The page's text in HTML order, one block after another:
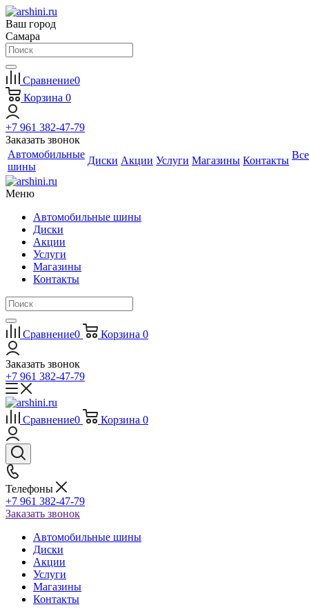
Ваш город
Самара
Сравнение0
Корзина 0
+7 961 382-47-79
Заказать звонок
Автомобильные
шины
Диски Акции Услуги Магазины Контакты Все
Меню
Автомобильные шины
Диски
Акции
Услуги
Магазины
Контакты
Сравнение0 Корзина 0
Заказать звонок
+7 961 382-47-79
Сравнение0 Корзина 0
Телефоны
+7 961 382-47-79
Заказать звонок
Автомобильные шины
Диски
Акции
Услуги
Магазины
Контакты